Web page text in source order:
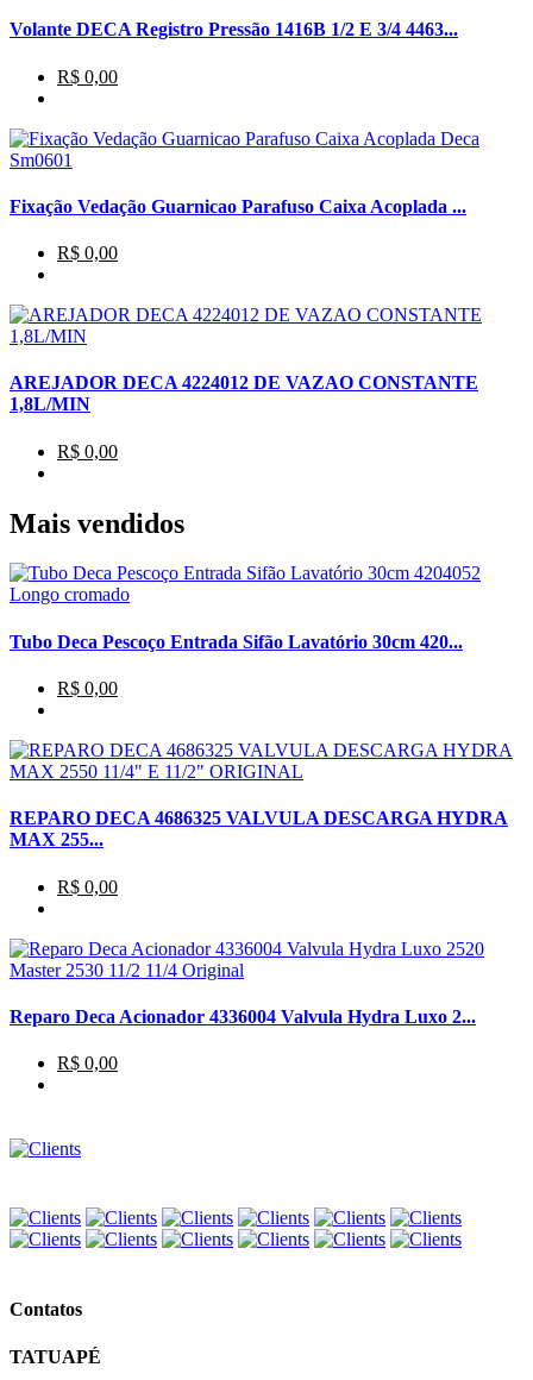
Volante DECA Registro Pressão 1416B 1/2 E 3/4 4463...
R$ 0,00
Fixação Vedação Guarnicao Parafuso Caixa Acoplada ...
R$ 0,00
AREJADOR DECA 4224012 DE VAZAO CONSTANTE
1,8L/MIN
R$ 0,00
Mais vendidos
Tubo Deca Pescoço Entrada Sifão Lavatório 30cm 420...
R$ 0,00
REPARO DECA 4686325 VALVULA DESCARGA HYDRA
MAX 255...
R$ 0,00
Reparo Deca Acionador 4336004 Valvula Hydra Luxo 2...
R$ 0,00
Contatos
TATUAPÉ